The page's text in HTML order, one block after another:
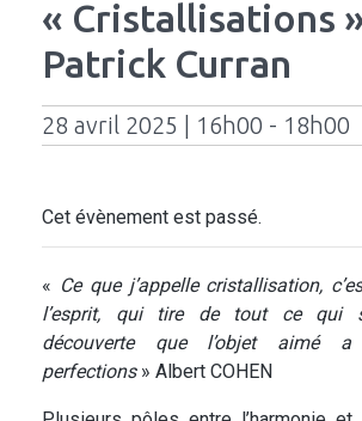
« Cristallisations
Patrick Curran
28 avril 2025 | 16h00 - 18h00
Cet évènement est passé.
« Ce que j’appelle cristallisation,
l’esprit, qui tire de tout ce qui
découverte que l’objet aimé
perfections» Albert COHEN